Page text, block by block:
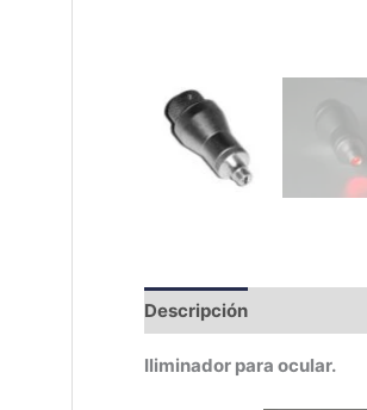
Descripción
Iliminador para ocular.